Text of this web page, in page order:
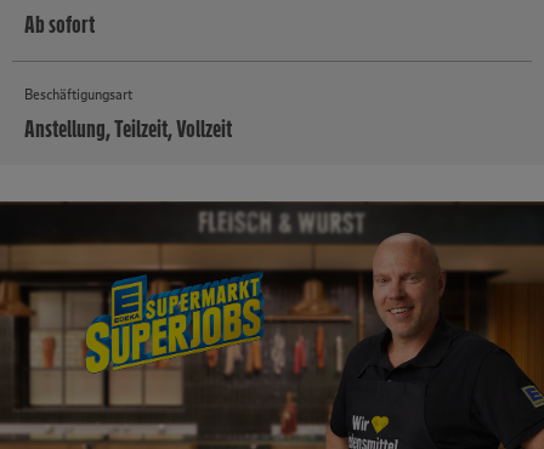
Ab sofort
Beschäftigungsart
Anstellung, Teilzeit, Vollzeit